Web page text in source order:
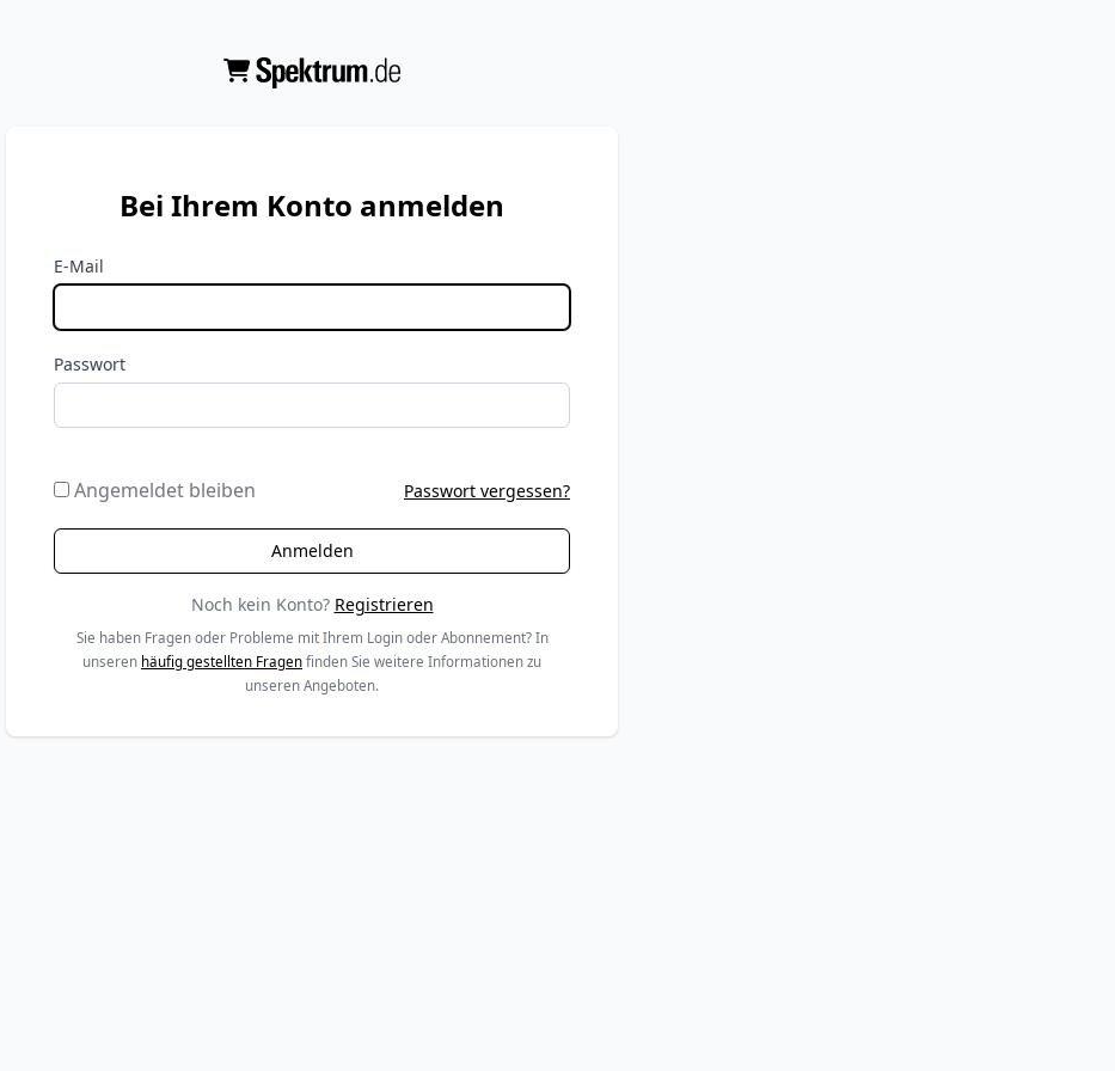
Bei Ihrem Konto anmelden
E-Mail
Passwort
Angemeldet bleiben Passwort vergessen?
Noch kein Konto? Registrieren
Sie haben Fragen oder Probleme mit Ihrem Login oder Abonnement? In
unseren häufig gestellten Fragen finden Sie weitere Informationen zu
unseren Angeboten.